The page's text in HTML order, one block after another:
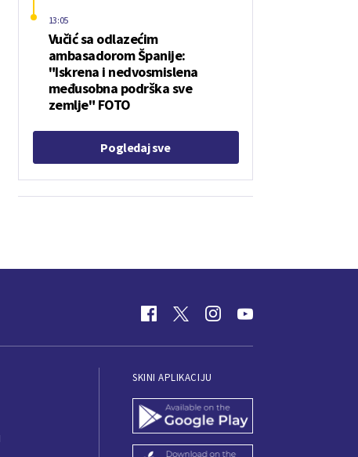
Vučić sa odlazećim
ambasadorom Španije:
"Iskrena i nedvosmislena
međusobna podrška sve
zemlje" FOTO
13:05
Pogledaj sve
SKINI APLIKACIJU